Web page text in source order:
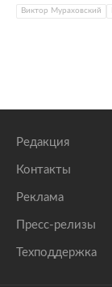
Виктор Мураховский
Редакция
Контакты
Реклама
Пресс-релизы
Техподдержка